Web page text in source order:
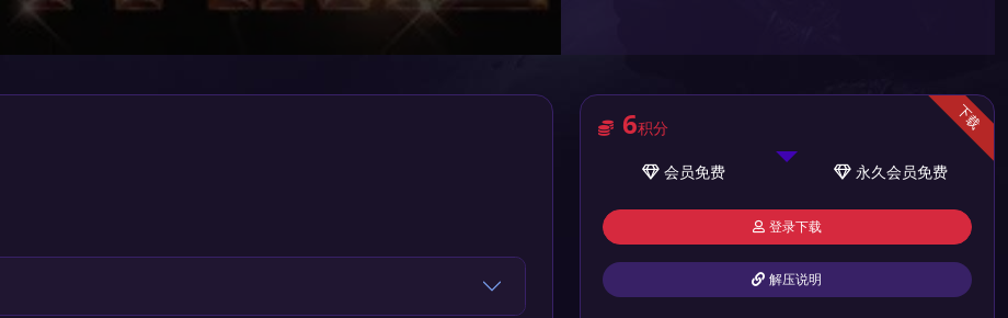
下载
6积分
会员免费 永久会员免费
登录下载
解压说明